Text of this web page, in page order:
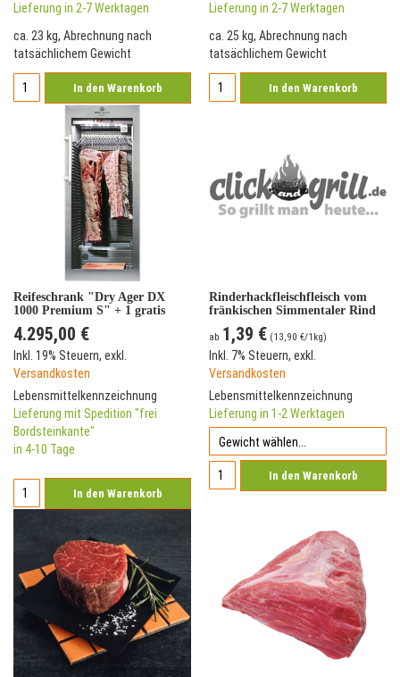
Lieferung in 2-7 Werktagen
ca. 23 kg, Abrechnung nach
tatsächlichem Gewicht
In den Warenkorb
Lieferung in 2-7 Werktagen
ca. 25 kg, Abrechnung nach
tatsächlichem Gewicht
In den Warenkorb
Reifeschrank "Dry Ager DX
1000 Premium S" + 1 gratis
halber Simmentaler-Rind-
Rücken + Edelstahl-Gehänge
4.295,00 €
Inkl. 19% Steuern, exkl.
Versandkosten
Lebensmittelkennzeichnung
Lieferung mit Spedition "frei
Bordsteinkante"
in 4-10 Tage
In den Warenkorb
Rinderhackfleischfleisch vom
fränkischen Simmentaler Rind
ab 1,39 € (13,90 €/1kg)
Inkl. 7% Steuern, exkl.
Versandkosten
Lebensmittelkennzeichnung
Lieferung in 1-2 Werktagen
In den Warenkorb